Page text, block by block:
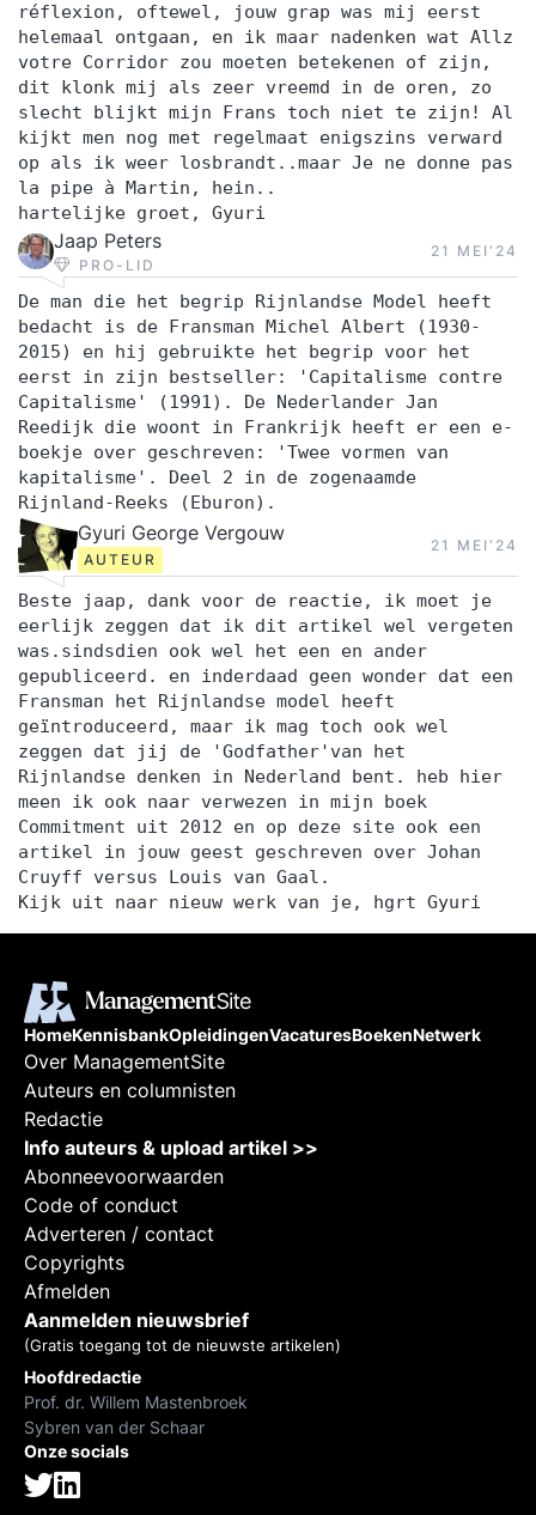
réflexion, oftewel, jouw grap was mij eerst
helemaal ontgaan, en ik maar nadenken wat Allz
votre Corridor zou moeten betekenen of zijn,
dit klonk mij als zeer vreemd in de oren, zo
slecht blijkt mijn Frans toch niet te zijn! Al
kijkt men nog met regelmaat enigszins verward
op als ik weer losbrandt..maar Je ne donne pas
la pipe à Martin, hein..
hartelijke groet, Gyuri
Jaap Peters
PRO-LID
21 MEI‘24
De man die het begrip Rijnlandse Model heeft
bedacht is de Fransman Michel Albert (1930-
2015) en hij gebruikte het begrip voor het
eerst in zijn bestseller: 'Capitalisme contre
Capitalisme' (1991). De Nederlander Jan
Reedijk die woont in Frankrijk heeft er een e-
boekje over geschreven: 'Twee vormen van
kapitalisme'. Deel 2 in de zogenaamde
Rijnland-Reeks (Eburon).
Gyuri George Vergouw
AUTEUR
21 MEI‘24
Beste jaap, dank voor de reactie, ik moet je
eerlijk zeggen dat ik dit artikel wel vergeten
was.sindsdien ook wel het een en ander
gepubliceerd. en inderdaad geen wonder dat een
Fransman het Rijnlandse model heeft
geïntroduceerd, maar ik mag toch ook wel
zeggen dat jij de 'Godfather'van het
Rijnlandse denken in Nederland bent. heb hier
meen ik ook naar verwezen in mijn boek
Commitment uit 2012 en op deze site ook een
artikel in jouw geest geschreven over Johan
Cruyff versus Louis van Gaal.
Kijk uit naar nieuw werk van je, hgrt Gyuri
HomeKennisbankOpleidingenVacaturesBoekenNetwerk
Over ManagementSite
Auteurs en columnisten
Redactie
Info auteurs & upload artikel >>
Abonneevoorwaarden
Code of conduct
Adverteren / contact
Copyrights
Afmelden
Aanmelden nieuwsbrief
(Gratis toegang tot de nieuwste artikelen)
Hoofdredactie
Prof. dr. Willem Mastenbroek
Sybren van der Schaar
Onze socials